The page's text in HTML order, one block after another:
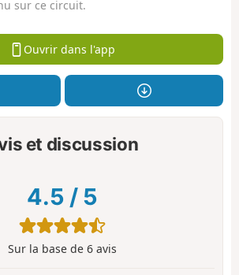
sur ce circuit.
Ouvrir dans l'app
et discussion
4.5 / 5
Sur la base de 6 avis